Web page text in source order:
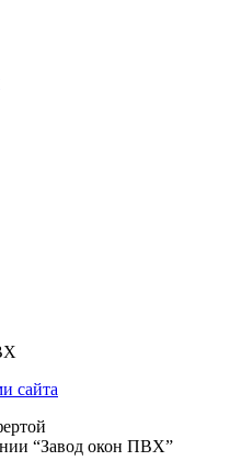
сайта
“Завод окон ПВХ”